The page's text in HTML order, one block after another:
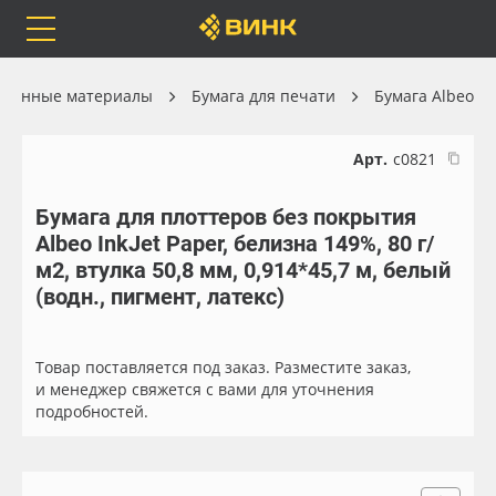
Каталог
Orafol
Доставка
Весь каталог
Рулонные материалы
Листовые материалы
материалы Бумага для печати Бумага Albeo
Арт. с0821
Бумага для плоттеров без покрытия
Albeo InkJet Paper, белизна 149%, 80 г/
м2, втулка 50,8 мм, 0,914*45,7 м, белый
(водн., пигмент, латекс)
Товар поставляется под заказ. Разместите заказ,
и менеджер свяжется с вами для уточнения
подробностей.